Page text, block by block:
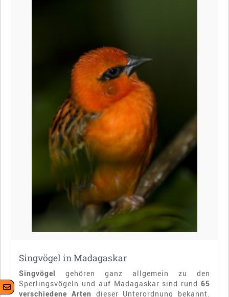
Singvögel in Madagaskar
Singvögel
gehören ganz allgemein zu den
Sperlingsvögeln und auf Madagaskar sind rund 65
verschiedene Arten dieser Unterordnung bekannt.